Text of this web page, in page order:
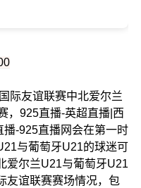
际友谊联赛中北爱尔兰
，925直播-英超直播|西
播-925直播网会在第一时
与葡萄牙U21的球迷可
爱尔兰U21与葡萄牙U21
友谊联赛赛场情况，包